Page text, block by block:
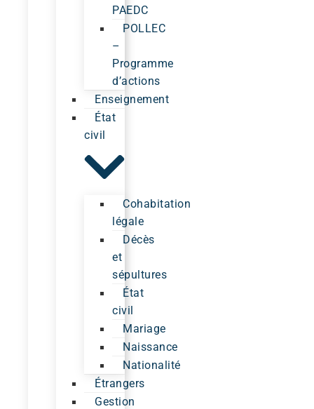
PAEDC
POLLEC
–
Programme
d’actions
Enseignement
État
civil
Cohabitation
légale
Décès
et
sépultures
État
civil
Mariage
Naissance
Nationalité
Étrangers
Gestion